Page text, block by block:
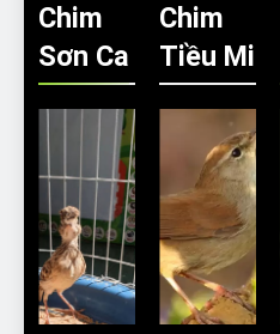
Chim
Sơn Ca
Chim
Tiều Mi